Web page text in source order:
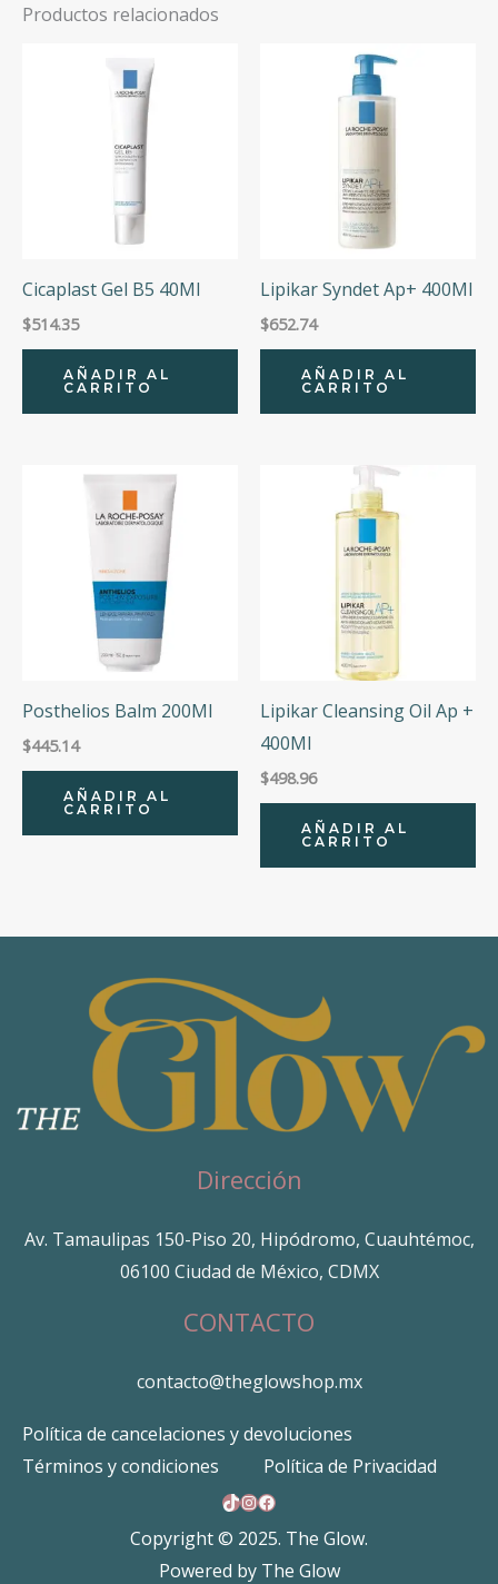
Productos relacionados
Cicaplast Gel B5 40Ml
$514.35
AÑADIR AL
CARRITO
Lipikar Syndet Ap+ 400Ml
$652.74
AÑADIR AL
CARRITO
Posthelios Balm 200Ml
$445.14
AÑADIR AL
CARRITO
Lipikar Cleansing Oil Ap +
400Ml
$498.96
AÑADIR AL
CARRITO
Dirección
Av. Tamaulipas 150-Piso 20, Hipódromo, Cuauhtémoc,
06100 Ciudad de México, CDMX
CONTACTO
contacto@theglowshop.mx
Política de cancelaciones y devoluciones
Términos y condiciones
Política de Privacidad
TikTok
Instagram
Facebook
Copyright © 2025. The Glow.
Powered by The Glow